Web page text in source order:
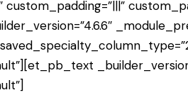
custom_padding=”|||”